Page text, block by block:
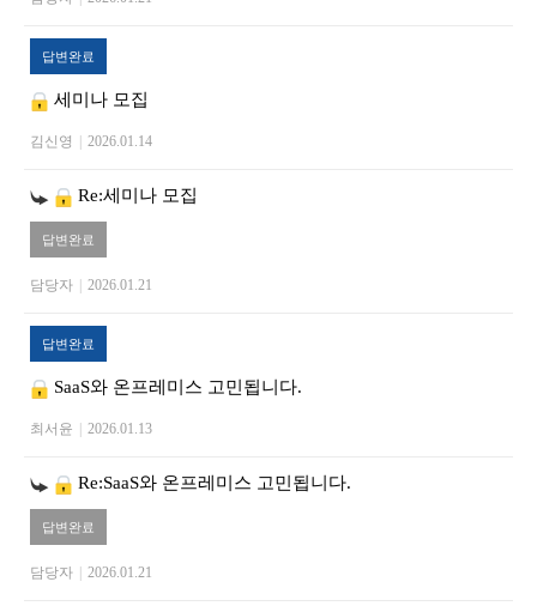
답변완료
세미나 모집
김신영 2026.01.14
Re:세미나 모집
답변완료
담당자 2026.01.21
답변완료
SaaS와 온프레미스 고민됩니다.
최서윤 2026.01.13
Re:SaaS와 온프레미스 고민됩니다.
답변완료
담당자 2026.01.21